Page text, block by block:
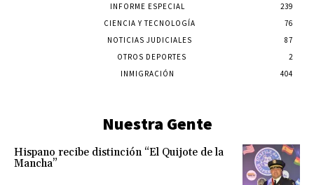
INFORME ESPECIAL
239
CIENCIA Y TECNOLOGÍA
76
NOTICIAS JUDICIALES
87
OTROS DEPORTES
2
INMIGRACIÓN
404
Nuestra Gente
Hispano recibe distinción “El Quijote de la
Mancha”